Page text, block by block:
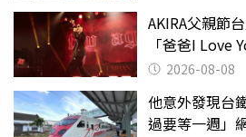
AKIRA父親節
「爸爸I Love
2026-08-08
他意外發現台
過要等一週」